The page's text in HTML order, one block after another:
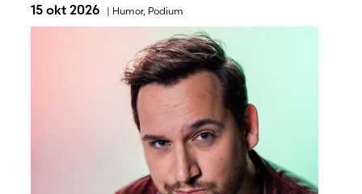
15 okt 2026 | Humor, Podium